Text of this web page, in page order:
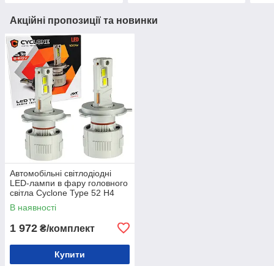
Акційні пропозиції та новинки
Автомобільні світлодіодні
LED-лампи в фару головного
світла Cyclone Type 52 H4
6000 K 18000 Lm 9-60 V 100
W (2 шт)
В наявності
1 972 ₴/комплект
Купити